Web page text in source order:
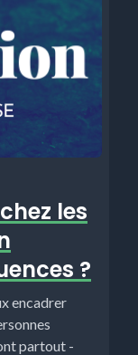
les
?
encadrer
partout -